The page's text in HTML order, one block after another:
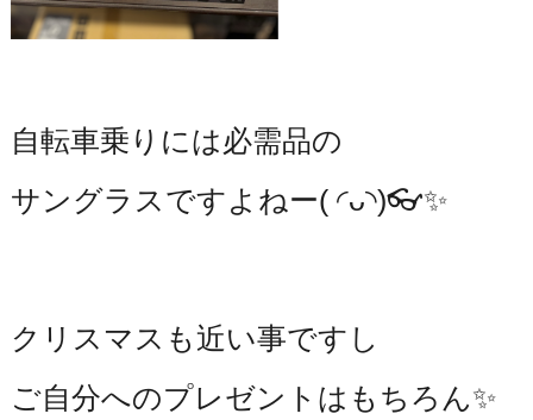
自転車乗りには必需品の
サングラスですよねー( ◜ᴗ◝)👓✨️
クリスマスも近い事ですし
ご自分へのプレゼントはもちろん✨️